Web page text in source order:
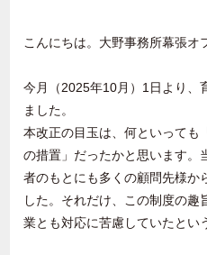
こんにちは。大野事務所幕張オ
今月（2025年10月）1日より、
ました。
本改正の目玉は、何といっても
の措置」だったかと思います。
者のもとにも多くの顧問先様か
した。それだけ、この制度の
業とも対応に苦慮していたとい